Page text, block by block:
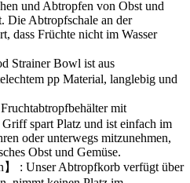
und Abtropfen von Obst und
Die Abtropfschale an der
dass Früchte nicht im Wasser
Strainer Bowl ist aus
pp Material, langlebig und
mit
spart Platz und ist einfach im
oder unterwegs mitzunehmen,
Obst und Gemüse.
】 : Unser Abtropfkorb verfügt über